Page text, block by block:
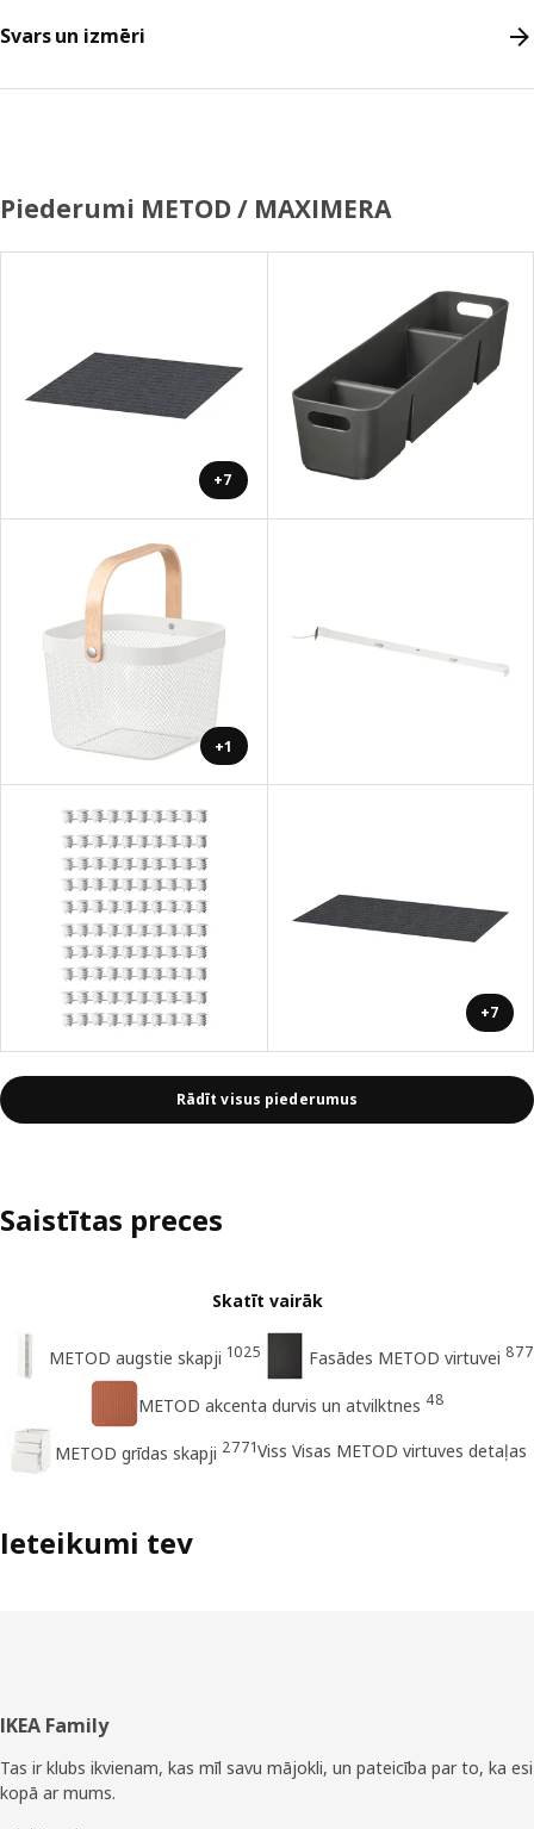
Svars un izmēri
Piederumi METOD / MAXIMERA
+7
+1
+7
Rādīt visus piederumus
Saistītas preces
Skatīt vairāk
METOD augstie skapji 1025 Fasādes METOD virtuvei 877
METOD akcenta durvis un atvilktnes 48
METOD grīdas skapji 2771Viss Visas METOD virtuves detaļas
Ieteikumi tev
Kājene
IKEA Family
Tas ir klubs ikvienam, kas mīl savu mājokli, un pateicība par to, ka esi
kopā ar mums.